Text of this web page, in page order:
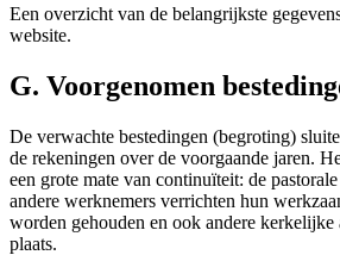
Een overzicht van de belangrijkste
website.
G. Voorgenomen
De verwachte bestedingen (begroting)
de rekeningen over de voorgaande jaren.
een grote mate van continuïteit: de
andere werknemers verrichten hun
worden gehouden en ook andere
plaats.